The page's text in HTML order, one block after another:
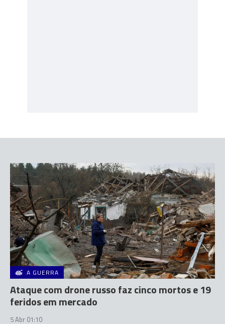
A GUERRA
Ataque com drone russo faz cinco mortos e 19
feridos em mercado
5 Abr 01:10